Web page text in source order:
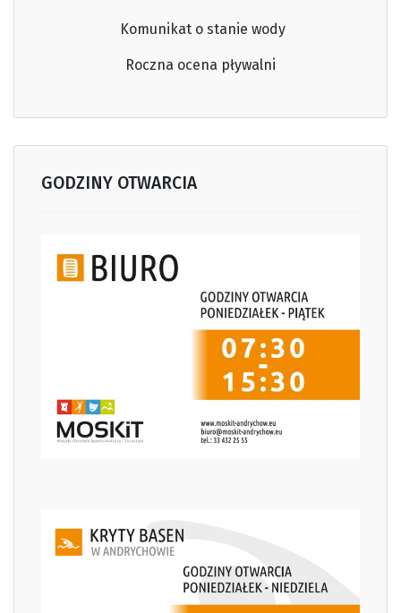
Komunikat o stanie wody
Roczna ocena pływalni
GODZINY OTWARCIA